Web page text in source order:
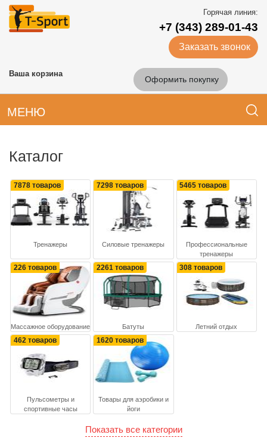
Горячая линия:
+7 (343) 289-01-43
Заказать звонок
Ваша корзина
Оформить покупку
МЕНЮ
Каталог
7878 товаров
Тренажеры
7298 товаров
Силовые тренажеры
5465 товаров
Профессиональные
тренажеры
226 товаров
Массажное оборудование
2261 товаров
Батуты
308 товаров
Летний отдых
462 товаров
Пульсометры и
спортивные часы
1620 товаров
Товары для аэробики и
йоги
Показать все категории